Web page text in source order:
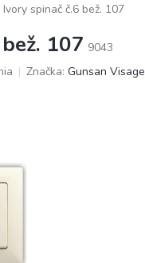
spinač č.6 bež. 107
107 9043
Značka: Gunsan Visage